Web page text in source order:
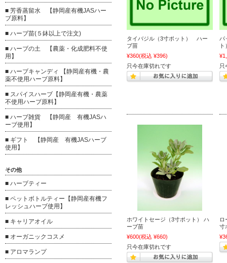
タイバジル（3寸ポット） ハー
ブ苗
¥360(税込 ¥396)
只今在庫切れです
パ
只
ホワイトセージ（3寸ポット） ハ
ーブ苗
¥600(税込 ¥660)
只今在庫切れです
ロ
寸
■ 芳香蒸留水 【静岡産有機JASハー
ブ原料】
■ ハーブ苗(５鉢以上で注文)
■ ハーブの土 【農薬・化成肥料不使
用】
■ ハーブキャンディ 【静岡産有機・農
薬不使用ハーブ原料】
■ スパイスハーブ【静岡産有機・農薬
不使用ハーブ原料】
■ ハーブ雑貨 【静岡産 有機JASハ
ーブ使用】
■ ギフト 【静岡産 有機JASハーブ
使用】
その他
■ ハーブティー
■ ペットボトルティー【静岡産有機フ
レッシュハーブ使用】
■ キャリアオイル
■ オーガニックコスメ
■ アロマランプ